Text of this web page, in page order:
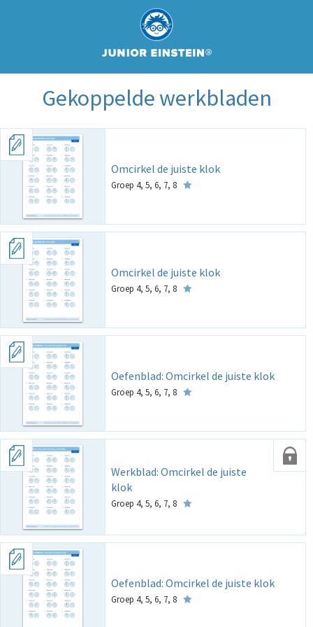
Gekoppelde werkbladen
Omcirkel de juiste klok
Groep 4, 5, 6, 7, 8
Omcirkel de juiste klok
Groep 4, 5, 6, 7, 8
Oefenblad: Omcirkel de juiste klok
Groep 4, 5, 6, 7, 8
Werkblad: Omcirkel de juiste
klok
Groep 4, 5, 6, 7, 8
Oefenblad: Omcirkel de juiste klok
Groep 4, 5, 6, 7, 8